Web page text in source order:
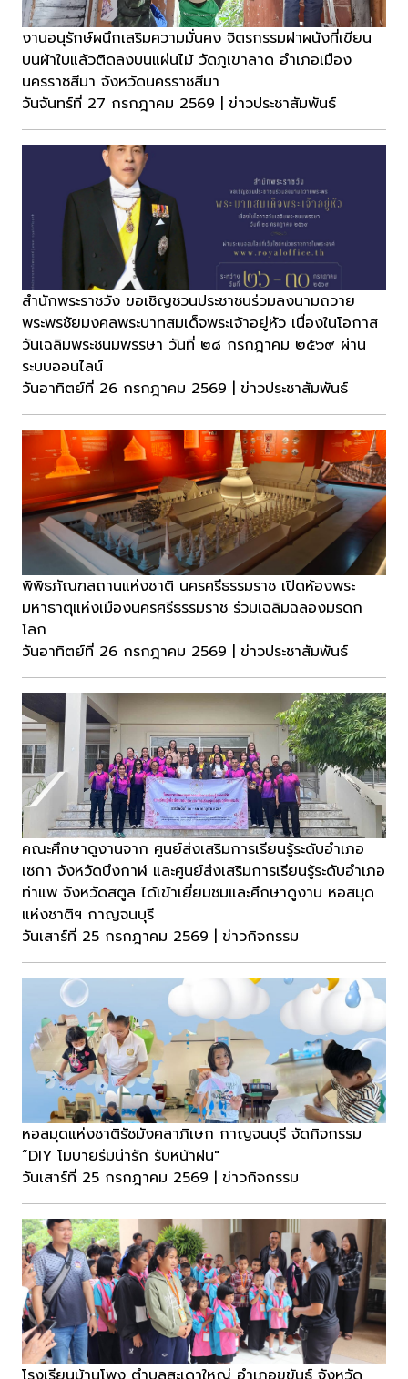
งานอนุรักษ์ผนึกเสริมความมั่นคง จิตรกรรมฝาผนังที่เขียน
บนผ้าใบแล้วติดลงบนแผ่นไม้ วัดภูเขาลาด อำเภอเมือง
นครราชสีมา จังหวัดนครราชสีมา
วันจันทร์ที่ 27 กรกฎาคม 2569 | ข่าวประชาสัมพันธ์
สำนักพระราชวัง ขอเชิญชวนประชาชนร่วมลงนามถวาย
พระพรชัยมงคลพระบาทสมเด็จพระเจ้าอยู่หัว เนื่องในโอกาส
วันเฉลิมพระชนมพรรษา วันที่ ๒๘ กรกฎาคม ๒๕๖๙ ผ่าน
ระบบออนไลน์
วันอาทิตย์ที่ 26 กรกฎาคม 2569 | ข่าวประชาสัมพันธ์
พิพิธภัณฑสถานแห่งชาติ นครศรีธรรมราช เปิดห้องพระ
มหาธาตุแห่งเมืองนครศรีธรรมราช ร่วมเฉลิมฉลองมรดก
โลก
วันอาทิตย์ที่ 26 กรกฎาคม 2569 | ข่าวประชาสัมพันธ์
คณะศึกษาดูงานจาก ศูนย์ส่งเสริมการเรียนรู้ระดับอำเภอ
เซกา จังหวัดบึงกาฬ และศูนย์ส่งเสริมการเรียนรู้ระดับอำเภอ
ท่าแพ จังหวัดสตูล ได้เข้าเยี่ยมชมและศึกษาดูงาน หอสมุด
แห่งชาติฯ กาญจนบุรี
วันเสาร์ที่ 25 กรกฎาคม 2569 | ข่าวกิจกรรม
หอสมุดแห่งชาติรัชมังคลาภิเษก กาญจนบุรี จัดกิจกรรม
“DIY โมบายร่มน่ารัก รับหน้าฝน"
วันเสาร์ที่ 25 กรกฎาคม 2569 | ข่าวกิจกรรม